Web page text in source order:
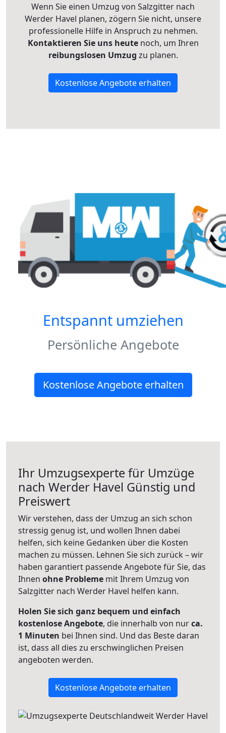
Wenn Sie einen Umzug von Salzgitter nach
Werder Havel planen, zögern Sie nicht, unsere
professionelle Hilfe in Anspruch zu nehmen.
Kontaktieren Sie uns heutenoch, um Ihren
reibungslosen Umzug zu planen.
Kostenlose Angebote erhalten
Entspannt umziehen
Persönliche Angebote
Kostenlose Angebote erhalten
Ihr Umzugsexperte für Umzüge
nach Werder Havel Günstig und
Preiswert
Wir verstehen, dass der Umzug an sich schon
stressig genug ist, und wollen Ihnen dabei
helfen, sich keine Gedanken über die Kosten
machen zu müssen. Lehnen Sie sich zurück – wir
haben garantiert passende Angebote für Sie, das
Ihnen ohne Probleme mit Ihrem Umzug von
Salzgitter nach Werder Havel helfen kann.
Holen Sie sich ganz bequem und einfach
kostenlose Angebote, die innerhalb von nurca.
1 Minuten bei Ihnen sind. Und das Beste daran
ist, dass all dies zu erschwinglichen Preisen
angeboten werden.
Kostenlose Angebote erhalten